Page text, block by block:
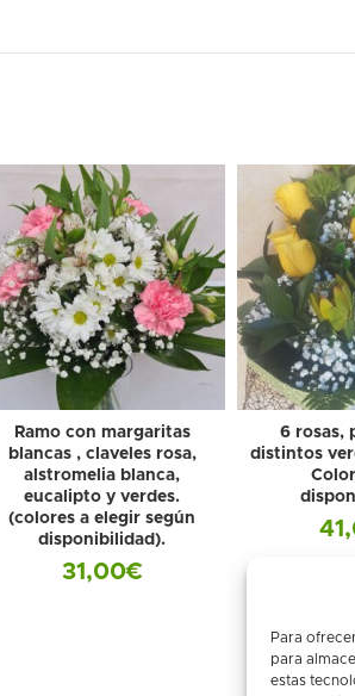
Para
para
estas
Ramo con margaritas
blancas , claveles rosa,
alstromelia blanca,
eucalipto y verdes.
(colores a elegir según
disponibilidad).
31,00€
6 rosas,
distintos